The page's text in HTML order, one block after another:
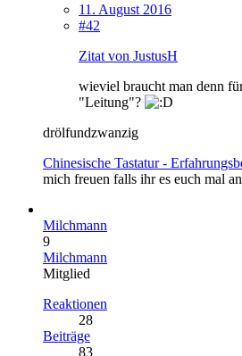
11. August 2016
#42
Zitat von JustusH
wieviel braucht man denn
"Leitung"?
drölfundzwanzig
Chinesische Tastatur -
mich freuen falls ihr es euch mal
Milchmann
9
Milchmann
Mitglied
Reaktionen
28
Beiträge
83